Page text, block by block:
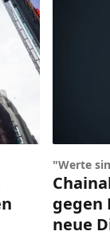
"Werte
gegen
neue